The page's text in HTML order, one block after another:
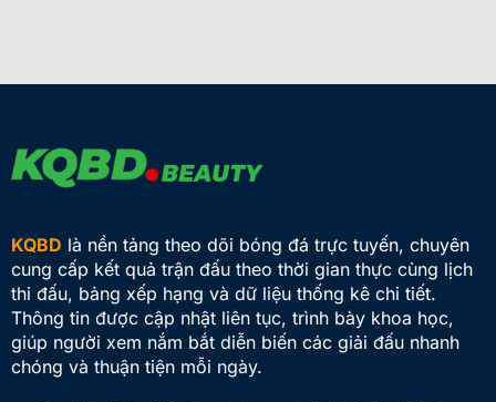
KQBD là nền tảng theo dõi bóng đá trực tuyến, chuyên
cung cấp kết quả trận đấu theo thời gian thực cùng lịch
thi đấu, bảng xếp hạng và dữ liệu thống kê chi tiết.
Thông tin được cập nhật liên tục, trình bày khoa học,
giúp người xem nắm bắt diễn biến các giải đấu nhanh
chóng và thuận tiện mỗi ngày.